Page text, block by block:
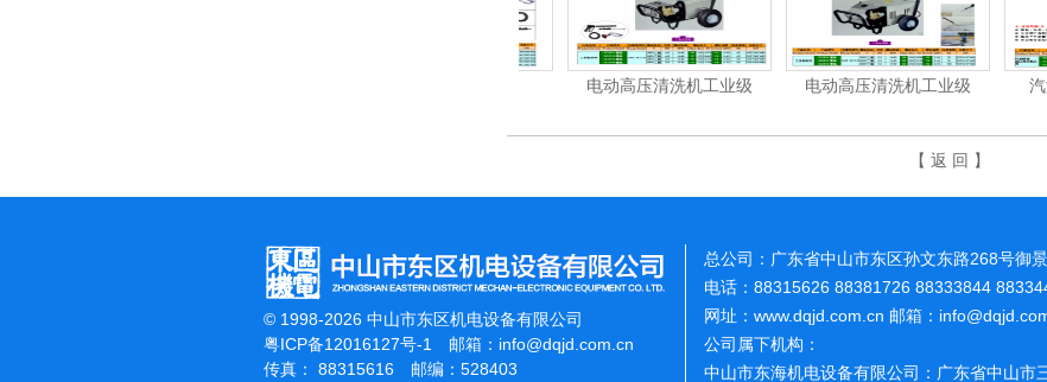
电动高压清洗机工业级 电动高压清洗机工业级 汽油/
【 返 回 】
© 1998-2026 中山市东区机电设备有限公司
粤ICP备12016127号-1
邮箱： info@dqjd.com.cn
传真： 88315616 邮编：528403
总公司：广东省中山市东区孙文东路268号
电话：88315626 88381726 88333844
网址：www.dqjd.com.cn 邮箱：
公司属下机构：
中山市东海机电设备有限公司：广东省中山市